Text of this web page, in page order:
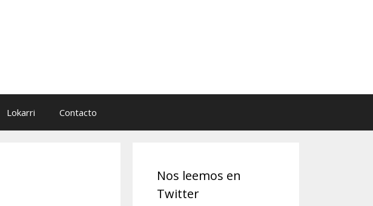
Lokarri Contacto
Nos leemos en
Twitter